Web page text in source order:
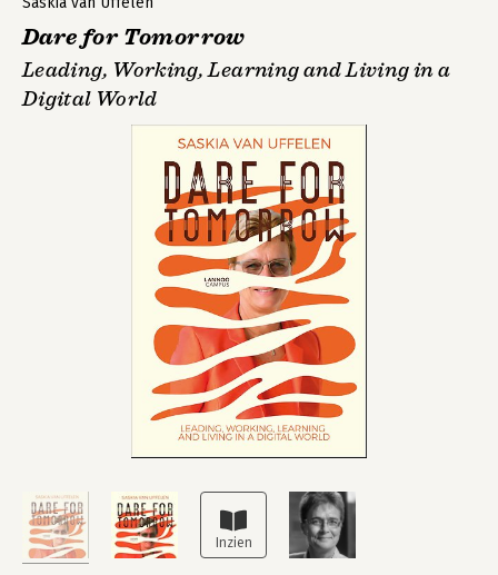
Dare for Tomorrow
Leading, Working, Learning and Living in a
Digital World